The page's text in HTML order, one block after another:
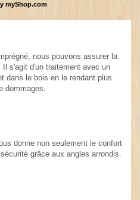
myShop.com
nous pouvons assurer la
s'agit d'un traitement avec un
dans le bois en le rendant plus
dommages.
donne non seulement le confort
grâce aux angles arrondis.